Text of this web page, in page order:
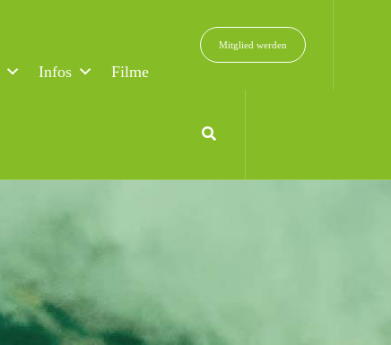
Infos
Filme
Mitglied werden